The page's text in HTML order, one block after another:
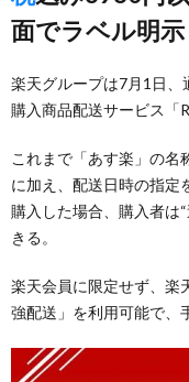
面でラベル明
楽天グループは7月1日、
購入商品配送サービス「
これまで「あす楽」の名
に加え、配送日時の指定
購入した場合、購入者は
きる。
楽天会員に限定せず、楽
強配送」を利用可能で、